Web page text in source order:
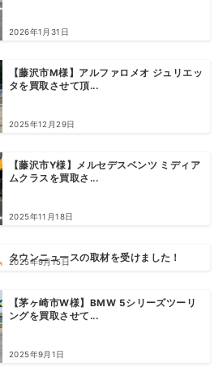
2026年1月31日
【藤沢市M様】アルファロメオ ジュリエッ
タを買取させて頂...
2025年12月29日
【藤沢市Y様】メルセデスベンツ ミディア
ムクラスを買取さ...
2025年11月18日
タウンニュースの取材を受けました！
2025年9月15日
【茅ヶ崎市W様】BMW 5シリーズツーリ
ングを買取させて...
2025年9月1日